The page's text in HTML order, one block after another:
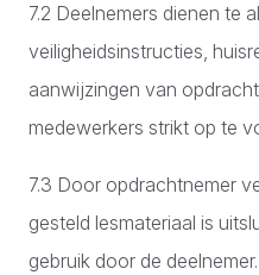
7.2 Deelnemers dienen te
veiligheidsinstructies,
aanwijzingen van
medewerkers strikt op te
7.3 Door opdrachtnemer
gesteld lesmateriaal is
gebruik door de